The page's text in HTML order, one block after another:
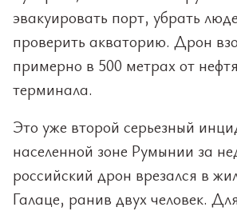
эвакуировать порт, убрать
проверить акваторию. Дрон
примерно в 500 метрах от
терминала.
Это уже второй серьезный
населенной зоне Румынии за
российский дрон врезался в
Галаце, ранив двух человек.